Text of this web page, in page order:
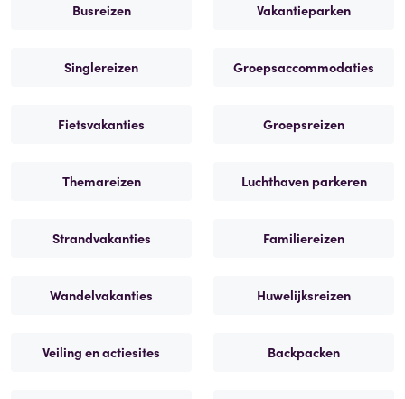
Busreizen Vakantieparken
Singlereizen Groepsaccommodaties
Fietsvakanties Groepsreizen
Themareizen Luchthaven parkeren
Strandvakanties Familiereizen
Wandelvakanties Huwelijksreizen
Veiling en actiesites Backpacken